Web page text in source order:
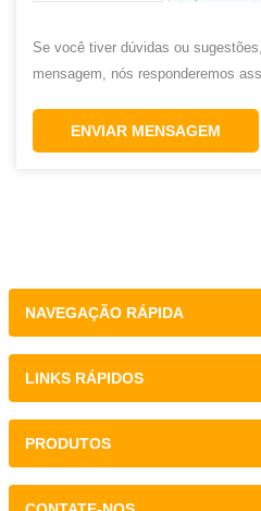
Se você tiver dúvidas ou
mensagem, nós responderemos
ENVIAR MENSAGEM
NAVEGAÇÃO RÁPIDA
LINKS RÁPIDOS
PRODUTOS